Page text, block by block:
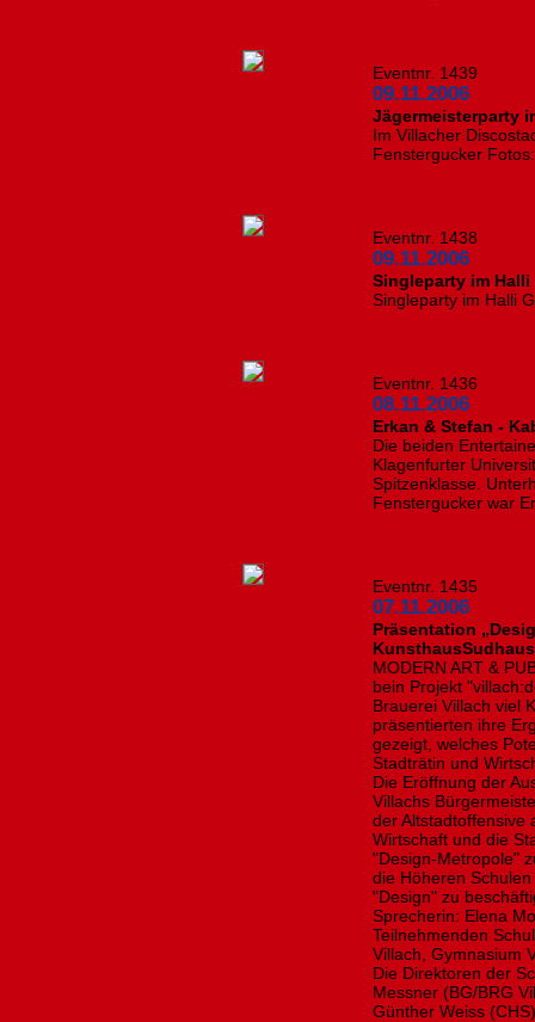
Eventnr. 1439
09.11.2006
Jägermeisterparty
Im Villacher
Fenstergucker
Eventnr. 1438
09.11.2006
Singleparty im Halli
Singleparty im Halli
Eventnr. 1436
08.11.2006
Erkan & Stefan -
Die beiden
Klagenfurter
Spitzenklasse.
Fenstergucker war
Eventnr. 1435
07.11.2006
Präsentation
KunsthausSudhaus
MODERN ART &
bein Projekt
Brauerei Villach viel
präsentierten ihre
gezeigt, welches
Stadträtin und
Die Eröffnung der
Villachs
der Altstadtoffensive
Wirtschaft und die
"Design-Metropole"
die Höheren
"Design" zu
Sprecherin: Elena
Teilnehmenden
Villach, Gymnasium
Die Direktoren der
Messner (BG/BRG
Günther Weiss